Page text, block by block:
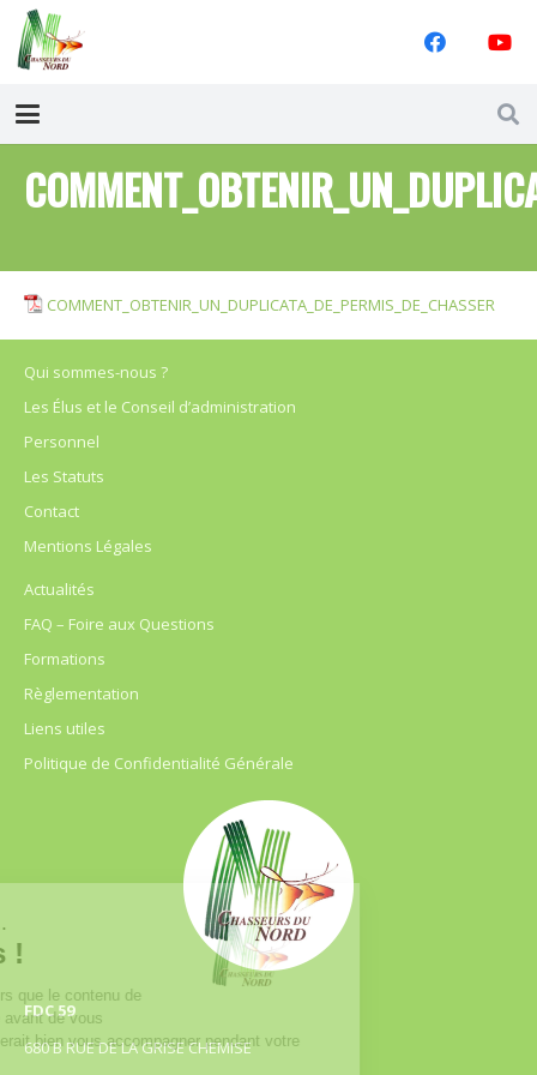
COMMENT_OBTENIR_UN_DUPLICATA_DE_PERMIS_DE_CHASSER
Qui sommes-nous ?
Les Élus et le Conseil d’administration
Personnel
Les Statuts
Contact
Mentions Légales
Actualités
FAQ – Foire aux Questions
Formations
Règlementation
Liens utiles
Politique de Confidentialité Générale
FDC 59
680 B RUE DE LA GRISE CHEMISE